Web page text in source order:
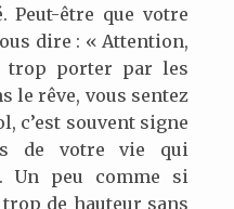
Peut-être que votre
dire : « Attention,
trop porter par les
le rêve, vous sentez
c’est souvent signe
de votre vie qui
Un peu comme si
de hauteur sans